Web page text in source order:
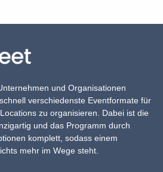
und Organisationen
verschiedenste Eventformate für
zu organisieren. Dabei ist die
und das Programm durch
komplett, sodass einem
mehr im Wege steht.